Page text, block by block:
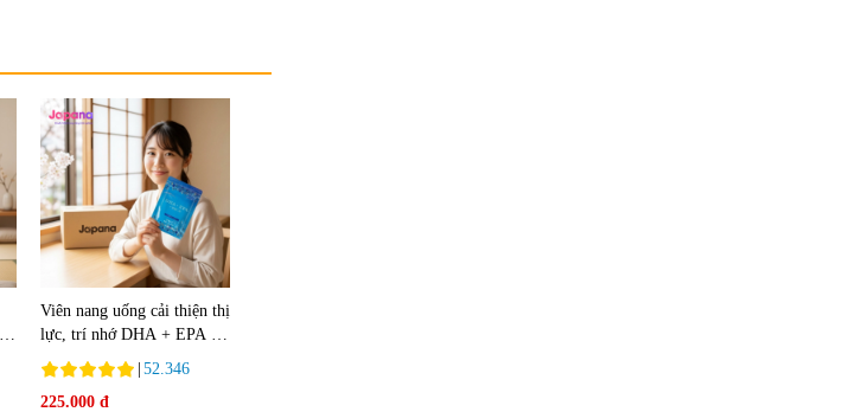
Viên nang uống cải thiện thị
lực, trí nhớ DHA + EPA +
Flaxseed Oil 30 viên/gói -
Date 02/2027
52.346
225.000 đ